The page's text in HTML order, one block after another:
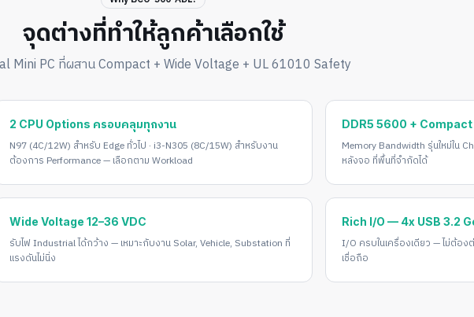
จุดต่างที่ทำให้ลูกค้าเลือกใช้
Mini PC ที่ผสาน Compact + Wide Voltage + UL 61010 Safety
2 CPU Options ครอบคลุมทุกงาน
N97 (4C/12W) สำหรับ Edge ทั่วไป · i3-N305 (8C/15W) สำหรับงาน
ต้องการ Performance — เลือกตาม Workload
DDR5 5600 + Compact
Memory Bandwidth รุ่นใหม่ใน
หลังจอ ที่พื้นที่จำกัดได้
Wide Voltage 12–36 VDC
รับไฟ Industrial ได้กว้าง — เหมาะกับงาน Solar, Vehicle, Substation ที่
แรงดันไม่นิ่ง
Rich I/O — 4x USB 3.2
I/O ครบในเครื่องเดียว — ไม่ต้อ
เชื่อถือ